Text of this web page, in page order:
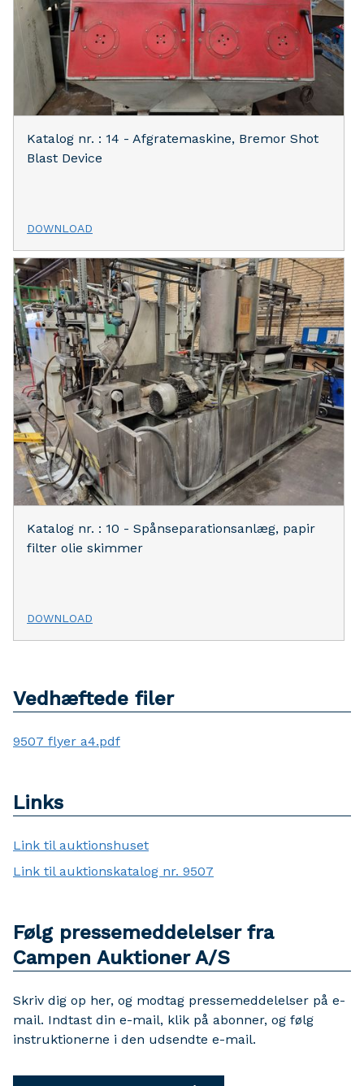
Katalog nr. : 14 - Afgratemaskine, Bremor Shot
Blast Device
DOWNLOAD
Katalog nr. : 10 - Spånseparationsanlæg, papir
filter olie skimmer
DOWNLOAD
Vedhæftede filer
9507 flyer a4.pdf
Links
Link til auktionshuset
Link til auktionskatalog nr. 9507
Følg pressemeddelelser fra
Campen Auktioner A/S
Skriv dig op her, og modtag pressemeddelelser på e-
mail. Indtast din e-mail, klik på abonner, og følg
instruktionerne i den udsendte e-mail.